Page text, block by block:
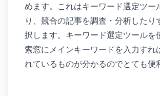
めます。これはキーワード選定ツー
り、競合の記事を調査・分析したり
択します。キーワード選定ツールを
索窓にメインキーワードを入力すれ
れているものが分かるのでとても便